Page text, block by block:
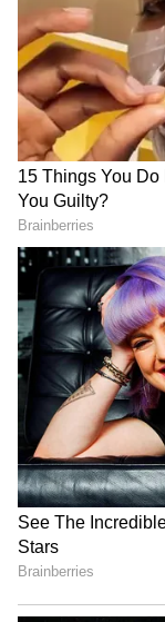
తమిళనాడు
కేటాయింపులు |
Mega Budget